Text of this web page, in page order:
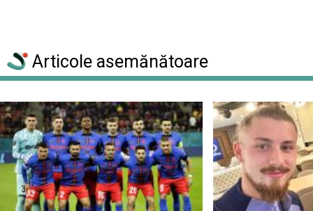
Articole asemănătoare